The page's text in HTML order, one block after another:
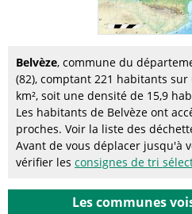
Belvèze, commune du
(82), comptant 221 habitants
km², soit une densité de 15,9
Les habitants de Belvèze ont
proches. Voir la liste des
Avant de vous déplacer jusqu'à
vérifier les consignes de tri
Les communes